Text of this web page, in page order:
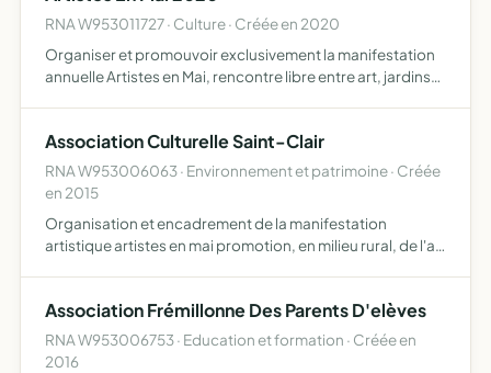
RNA W953011727 · Culture · Créée en 2020
Organiser et promouvoir exclusivement la manifestation
annuelle Artistes en Mai, rencontre libre entre art, jardins
Association Culturelle Saint-Clair
RNA W953006063 · Environnement et patrimoine · Créée
en 2015
Organisation et encadrement de la manifestation
artistique artistes en mai promotion, en milieu rural, de l'art
Association Frémillonne Des Parents D'elèves
RNA W953006753 · Education et formation · Créée en
2016